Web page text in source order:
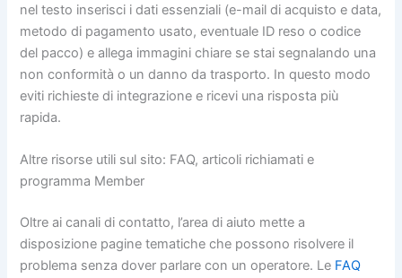
nel testo inserisci i dati essenziali (e-mail di acquisto e data,
metodo di pagamento usato, eventuale ID reso o codice
del pacco) e allega immagini chiare se stai segnalando una
non conformità o un danno da trasporto. In questo modo
eviti richieste di integrazione e ricevi una risposta più
rapida.
Altre risorse utili sul sito: FAQ, articoli richiamati e
programma Member
Oltre ai canali di contatto, l’area di aiuto mette a
disposizione pagine tematiche che possono risolvere il
problema senza dover parlare con un operatore. Le FAQ